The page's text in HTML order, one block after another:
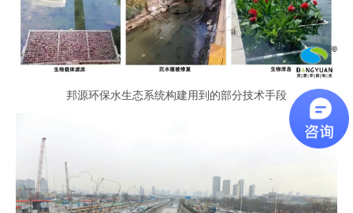
邦源环保水生态系统构建用到的部分技术手段